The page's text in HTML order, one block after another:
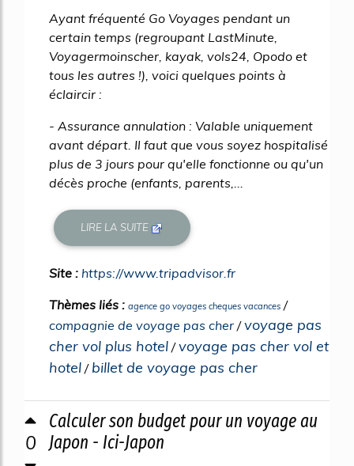
Ayant fréquenté Go Voyages pendant un
certain temps (regroupant LastMinute,
Voyagermoinscher, kayak, vols24, Opodo et
tous les autres !), voici quelques points à
éclaircir :
- Assurance annulation : Valable uniquement
avant départ. Il faut que vous soyez hospitalisé
plus de 3 jours pour qu'elle fonctionne ou qu'un
décès proche (enfants, parents,...
LIRE LA SUITE
Site : https://www.tripadvisor.fr
Thèmes liés : agence go voyages cheques vacances /
compagnie de voyage pas cher /voyage pas
cher vol plus hotel /voyage pas cher vol et
hotel / billet de voyage pas cher
0
Calculer son budget pour un voyage au
Japon - Ici-Japon